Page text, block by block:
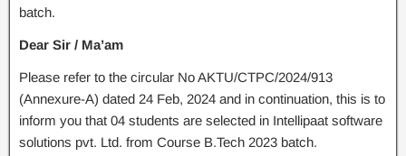
batch.
Dear Sir / Ma’am
Please refer to the circular No AKTU/CTPC/2024/913
(Annexure-A) dated 24 Feb, 2024 and in continuation, this is to
inform you that 04 students are selected in Intellipaat software
solutions pvt. Ltd. from Course B.Tech 2023 batch.